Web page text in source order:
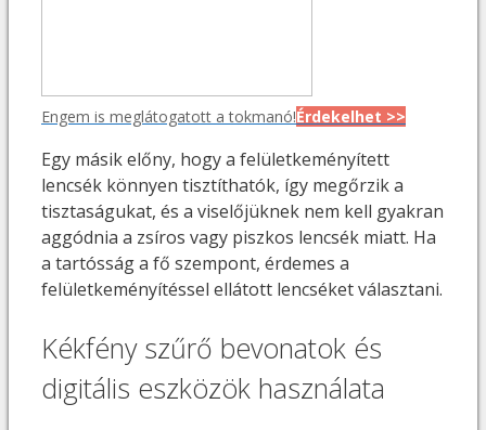
Engem is meglátogatott a tokmanó!Érdekelhet >>
Egy másik előny, hogy a felületkeményített
lencsék könnyen tisztíthatók, így megőrzik a
tisztaságukat, és a viselőjüknek nem kell gyakran
aggódnia a zsíros vagy piszkos lencsék miatt. Ha
a tartósság a fő szempont, érdemes a
felületkeményítéssel ellátott lencséket választani.
Kékfény szűrő bevonatok és
digitális eszközök használata